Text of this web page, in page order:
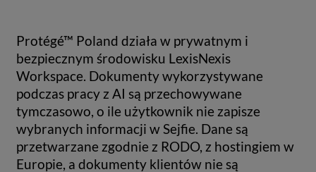
Protégé™ Poland działa w prywatnym i
bezpiecznym środowisku LexisNexis
Workspace. Dokumenty wykorzystywane
podczas pracy z AI są przechowywane
tymczasowo, o ile użytkownik nie zapisze
wybranych informacji w Sejfie. Dane są
przetwarzane zgodnie z RODO, z hostingiem w
Europie, a dokumenty klientów nie są